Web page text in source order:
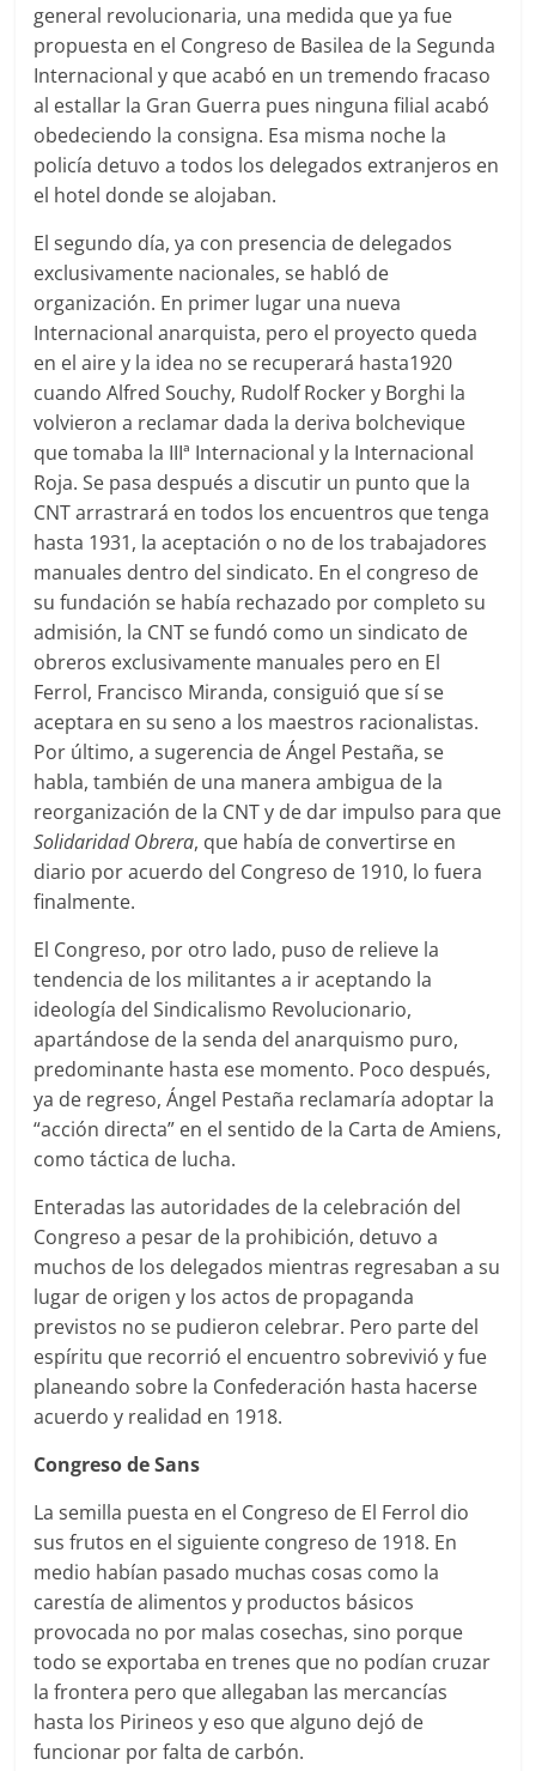
general revolucionaria, una medida que ya fue
propuesta en el Congreso de Basilea de la Segunda
Internacional y que acabó en un tremendo fracaso
al estallar la Gran Guerra pues ninguna filial acabó
obedeciendo la consigna. Esa misma noche la
policía detuvo a todos los delegados extranjeros en
el hotel donde se alojaban.
El segundo día, ya con presencia de delegados
exclusivamente nacionales, se habló de
organización. En primer lugar una nueva
Internacional anarquista, pero el proyecto queda
en el aire y la idea no se recuperará hasta1920
cuando Alfred Souchy, Rudolf Rocker y Borghi la
volvieron a reclamar dada la deriva bolchevique
que tomaba la IIIª Internacional y la Internacional
Roja. Se pasa después a discutir un punto que la
CNT arrastrará en todos los encuentros que tenga
hasta 1931, la aceptación o no de los trabajadores
manuales dentro del sindicato. En el congreso de
su fundación se había rechazado por completo su
admisión, la CNT se fundó como un sindicato de
obreros exclusivamente manuales pero en El
Ferrol, Francisco Miranda, consiguió que sí se
aceptara en su seno a los maestros racionalistas.
Por último, a sugerencia de Ángel Pestaña, se
habla, también de una manera ambigua de la
reorganización de la CNT y de dar impulso para que
Solidaridad Obrera, que había de convertirse en
diario por acuerdo del Congreso de 1910, lo fuera
finalmente.
El Congreso, por otro lado, puso de relieve la
tendencia de los militantes a ir aceptando la
ideología del Sindicalismo Revolucionario,
apartándose de la senda del anarquismo puro,
predominante hasta ese momento. Poco después,
ya de regreso, Ángel Pestaña reclamaría adoptar la
“acción directa” en el sentido de la Carta de Amiens,
como táctica de lucha.
Enteradas las autoridades de la celebración del
Congreso a pesar de la prohibición, detuvo a
muchos de los delegados mientras regresaban a su
lugar de origen y los actos de propaganda
previstos no se pudieron celebrar. Pero parte del
espíritu que recorrió el encuentro sobrevivió y fue
planeando sobre la Confederación hasta hacerse
acuerdo y realidad en 1918.
Congreso de Sans
La semilla puesta en el Congreso de El Ferrol dio
sus frutos en el siguiente congreso de 1918. En
medio habían pasado muchas cosas como la
carestía de alimentos y productos básicos
provocada no por malas cosechas, sino porque
todo se exportaba en trenes que no podían cruzar
la frontera pero que allegaban las mercancías
hasta los Pirineos y eso que alguno dejó de
funcionar por falta de carbón.